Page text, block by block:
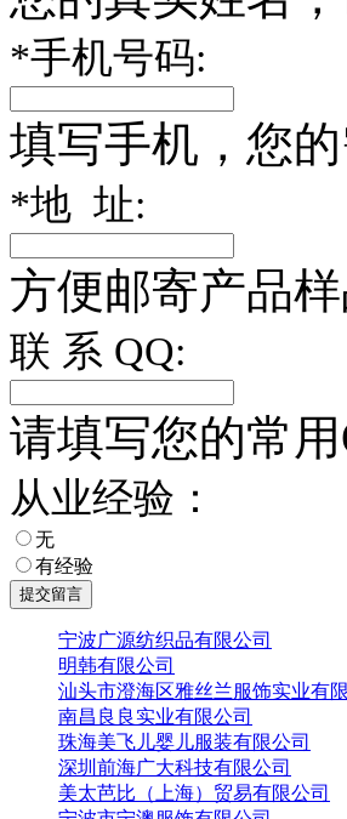
*手机号码:
填写手机，您
*地 址:
方便邮寄产品
联 系 QQ:
请填写您的常用
从业经验：
无
有经验
宁波广源纺织品有限公司
明韩有限公司
汕头市澄海区雅丝兰服饰实业有
南昌良良实业有限公司
珠海美飞儿婴儿服装有限公司
深圳前海广大科技有限公司
美太芭比（上海）贸易有限公司